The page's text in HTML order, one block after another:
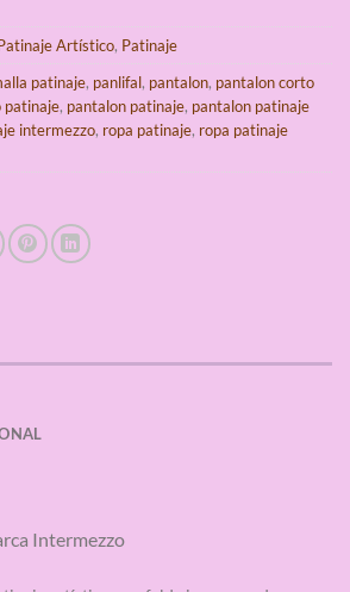
Artístico, Patinaje
patinaje, panlifal, pantalon, pantalon corto
patinaje, pantalon patinaje, pantalon patinaje
intermezzo, ropa patinaje, ropa patinaje
Intermezzo